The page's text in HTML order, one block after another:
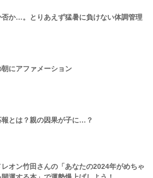
否か…。とりあえず猛暑に負けない体調管理
にアファメーション
報とは？親の因果が子に…？
レオン竹田さんの「あなたの2024年がめちゃ